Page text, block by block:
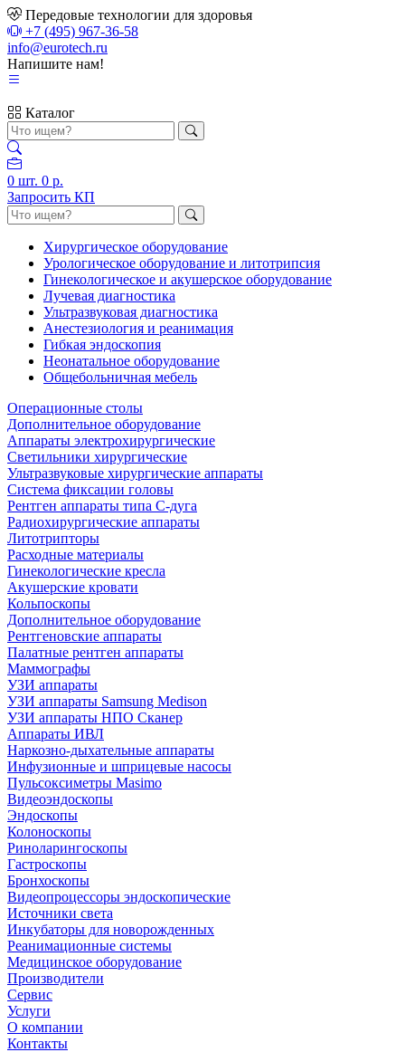
Передовые технологии для здоровья
+7 (495) 967-36-58
info@eurotech.ru
Напишите нам!
Каталог
0 шт. 0 р.
Запросить КП
Хирургическое оборудование
Урологическое оборудование и литотрипсия
Гинекологическое и акушерское оборудование
Лучевая диагностика
Ультразвуковая диагностика
Анестезиология и реанимация
Гибкая эндоскопия
Неонатальное оборудование
Общебольничная мебель
Операционные столы
Дополнительное оборудование
Аппараты электрохирургические
Светильники хирургические
Ультразвуковые хирургические аппараты
Система фиксации головы
Рентген аппараты типа С-дуга
Радиохирургические аппараты
Литотрипторы
Расходные материалы
Гинекологические кресла
Акушерские кровати
Кольпоскопы
Дополнительное оборудование
Рентгеновские аппараты
Палатные рентген аппараты
Маммографы
УЗИ аппараты
УЗИ аппараты Samsung Medison
УЗИ аппараты НПО Сканер
Аппараты ИВЛ
Наркозно-дыхательные аппараты
Инфузионные и шприцевые насосы
Пульсоксиметры Masimo
Видеоэндоскопы
Эндоскопы
Колоноскопы
Риноларингоскопы
Гастроскопы
Бронхоскопы
Видеопроцессоры эндоскопические
Источники света
Инкубаторы для новорожденных
Реанимационные системы
Медицинское оборудование
Производители
Сервис
Услуги
О компании
Контакты